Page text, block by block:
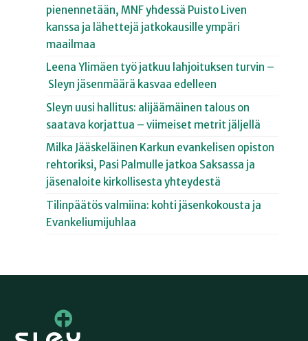
pienennetään, MNF yhdessä Puisto Liven
kanssa ja lähettejä jatkokausille ympäri
maailmaa
Leena Ylimäen työ jatkuu lahjoituksen turvin –
Sleyn jäsenmäärä kasvaa edelleen
Sleyn uusi hallitus: alijäämäinen talous on
saatava korjattua – viimeiset metrit jäljellä
Milka Jääskeläinen Karkun evankelisen opiston
rehtoriksi, Pasi Palmulle jatkoa Saksassa ja
jäsenaloite kirkollisesta yhteydestä
Tilinpäätös valmiina: kohti jäsenkokousta ja
Evankeliumijuhlaa